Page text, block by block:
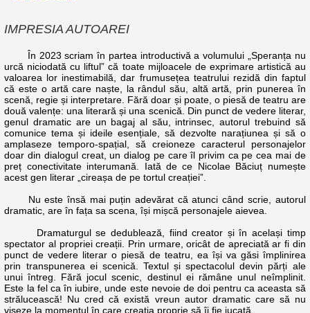
IMPRESIA AUTOAREI
În 2023 scriam în partea introductivă a volumului „Speranța nu
urcă niciodată cu liftul” că toate mijloacele de exprimare artistică au
valoarea lor inestimabilă, dar frumusețea teatrului rezidă din faptul
că este o artă care naște, la rândul său, altă artă, prin punerea în
scenă, regie și interpretare. Fără doar și poate, o piesă de teatru are
două valențe: una literară și una scenică. Din punct de vedere literar,
genul dramatic are un bagaj al său, intrinsec, autorul trebuind să
comunice tema și ideile esențiale, să dezvolte narațiunea și să o
amplaseze temporo-spațial, să creioneze caracterul personajelor
doar din dialogul creat, un dialog pe care îl privim ca pe cea mai de
preț conectivitate interumană. Iată de ce Nicolae Băciuț numește
acest gen literar „cireașa de pe tortul creației”.
Nu este însă mai puțin adevărat că atunci când scrie, autorul
dramatic, are în fața sa scena, își mișcă personajele aievea.
Dramaturgul se dedublează, fiind creator și în același timp
spectator al propriei creații. Prin urmare, oricât de apreciată ar fi din
punct de vedere literar o piesă de teatru, ea își va găsi împlinirea
prin transpunerea ei scenică. Textul și spectacolul devin părți ale
unui întreg. Fără jocul scenic, destinul ei rămâne unul neîmplinit.
Este la fel ca în iubire, unde este nevoie de doi pentru ca aceasta să
strălucească! Nu cred că există vreun autor dramatic care să nu
viseze la momentul în care creația proprie să îi fie jucată.